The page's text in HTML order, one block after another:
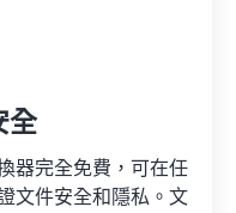
全
器完全免費，可在任
文件安全和隱私。文